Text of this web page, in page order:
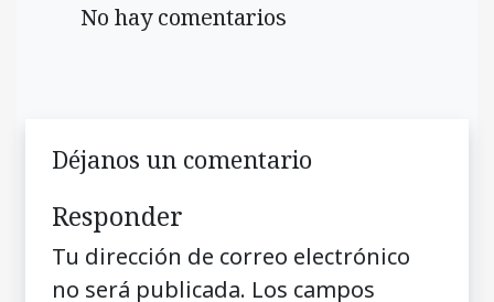
No hay comentarios
Déjanos un comentario
Responder
Tu dirección de correo electrónico
no será publicada. Los campos